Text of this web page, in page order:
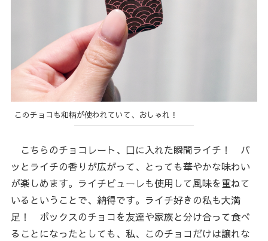
このチョコも和柄が使われていて、おしゃれ！
こちらのチョコレート、口に入れた瞬間ライチ！ パ
ッとライチの香りが広がって、とっても華やかな味わい
が楽しめます。ライチピューレも使用して風味を重ねて
いるということで、納得です。ライチ好きの私も大満
足！ ボックスのチョコを友達や家族と分け合って食べ
ることになったとしても、私、このチョコだけは譲れな